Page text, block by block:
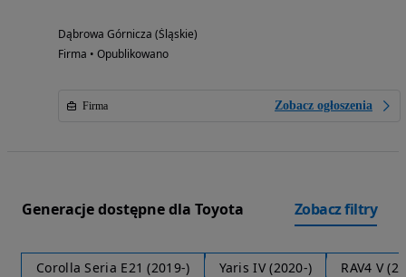
Dąbrowa Górnicza (Śląskie)
Firma • Opublikowano
Firma Zobacz ogłoszenia
Generacje dostępne dla Toyota Zobacz filtry
Corolla Seria E21 (2019-) Yaris IV (2020-) RAV4 V